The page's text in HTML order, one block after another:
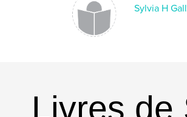
Sylvia H
Livres de